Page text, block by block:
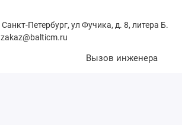
Санкт-Петербург, ул Фучика, д. 8, литера Б.
zakaz@balticm.ru
Вызов инженера